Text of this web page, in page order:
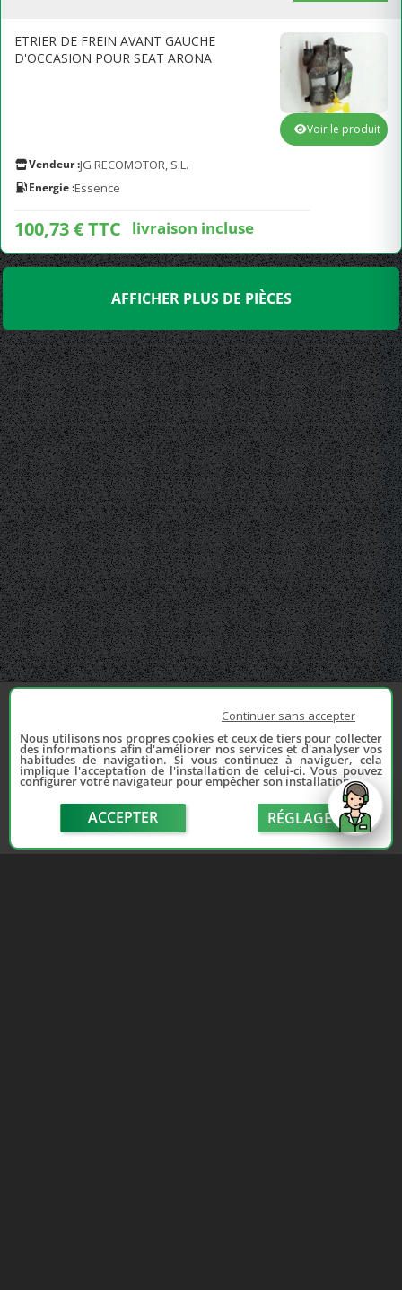
ETRIER DE FREIN AVANT GAUCHE
D'OCCASION POUR SEAT ARONA
Vendeur :JG RECOMOTOR, S.L.
Energie :Essence
100,73 € TTC livraison incluse
Voir le produit
AFFICHER PLUS DE PIÈCES
Continuer sans accepter
Nous utilisons nos propres cookies et ceux de tiers pour collecter
des informations afin d'améliorer nos services et d'analyser vos
habitudes de navigation. Si vous continuez à naviguer, cela
implique l'acceptation de l'installation de celui-ci. Vous pouvez
configurer votre navigateur pour empêcher son installation.
ACCEPTER RÉGLAGE